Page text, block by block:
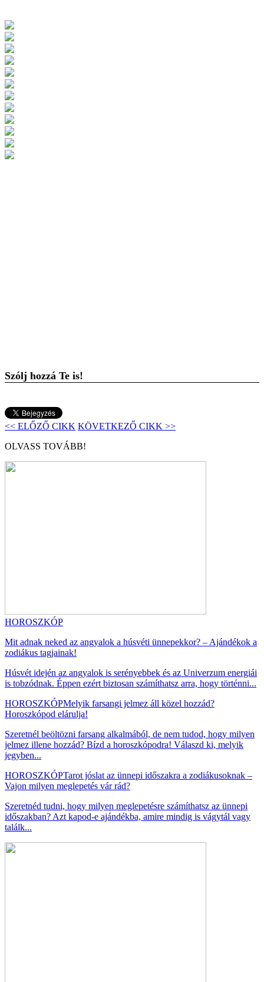
Szólj hozzá Te is!
<< ELŐZŐ CIKK KÖVETKEZŐ CIKK >>
OLVASS TOVÁBB!
HOROSZKÓP
Mit adnak neked az angyalok a húsvéti ünnepekkor? – Ajándékok a
zodiákus tagjainak!
Húsvét idején az angyalok is serényebbek és az Univerzum energiái
is tobzódnak. Éppen ezért biztosan számíthatsz arra, hogy történni...
HOROSZKÓPMelyik farsangi jelmez áll közel hozzád?
Horoszkópod elárulja!
Szeretnél beöltözni farsang alkalmából, de nem tudod, hogy milyen
jelmez illene hozzád? Bízd a horoszkópodra! Válaszd ki, melyik
jegyben...
HOROSZKÓPTarot jóslat az ünnepi időszakra a zodiákusoknak –
Vajon milyen meglepetés vár rád?
Szeretnéd tudni, hogy milyen meglepetésre számíthatsz az ünnepi
időszakban? Azt kapod-e ajándékba, amire mindig is vágytál vagy
találk...